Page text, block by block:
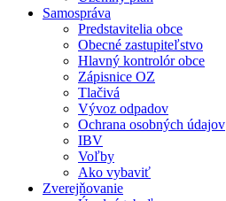
Samospráva
Predstavitelia obce
Obecné zastupiteľstvo
Hlavný kontrolór obce
Zápisnice OZ
Tlačivá
Vývoz odpadov
Ochrana osobných údajov
IBV
Voľby
Ako vybaviť
Zverejňovanie